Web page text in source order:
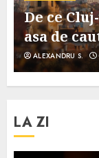
De ce
asa de
ALEXANDRU S.
LA ZI